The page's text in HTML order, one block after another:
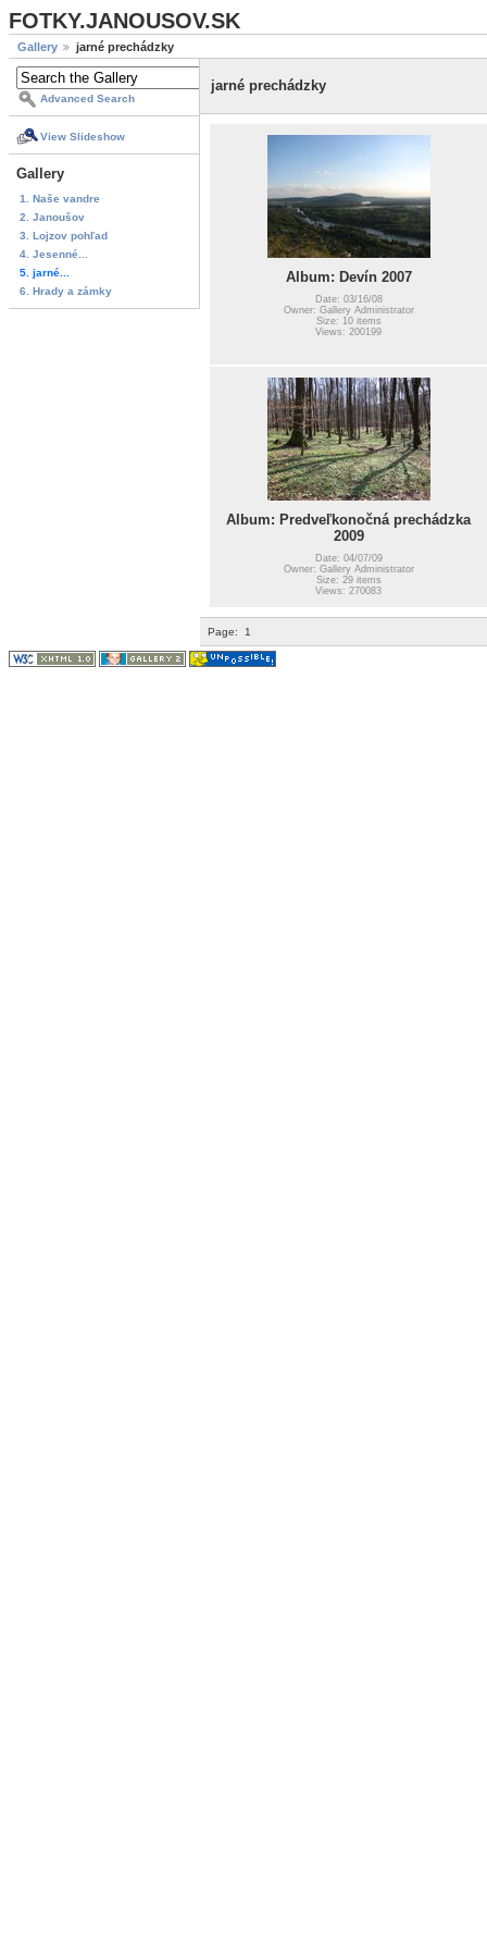
FOTKY.JANOUSOV.SK
Gallery jarné prechádzky
Advanced Search
View Slideshow
Gallery
1. Naše vandre
2. Janoušov
3. Lojzov pohľad
4. Jesenné...
5. jarné...
6. Hrady a zámky
jarné prechádzky
Album: Devín 2007
Date: 03/16/08
Owner: Gallery Administrator
Size: 10 items
Views: 200199
Album: Predveľkonočná prechádzka
2009
Date: 04/07/09
Owner: Gallery Administrator
Size: 29 items
Views: 270083
Page: 1